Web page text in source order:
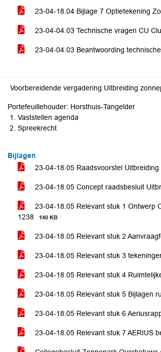
23-04-18.04 Bijlage 7 Optietekening
23-04-04.03 Technische vragen CU
23-04-04.03 Beantwoording
Voorbereidende vergadering Uitbreiding
Portefeuillehouder: Horsthuis-Tangelder
Vaststellen agenda
Spreekrecht
Bijlagen
23-04-18.05 Raadsvoorstel
23-04-18.05 Concept raadsbesluit
23-04-18.05 Relevant stuk 1 Ontwerp
1238
140 KB
23-04-18.05 Relevant stuk 2
23-04-18.05 Relevant stuk 3
23-04-18.05 Relevant stuk 4
23-04-18.05 Relevant stuk 5 Bijlagen
23-04-18.05 Relevant stuk 6
23-04-18.05 Relevant stuk 7 AERIUS